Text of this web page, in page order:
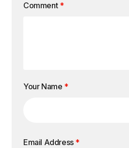
Comment *
Your Name *
Email Address *